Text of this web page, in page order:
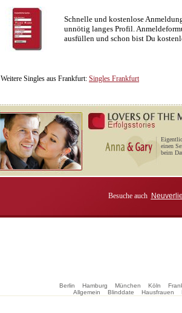
Schnelle und kostenlose
unnötig langes Profil.
ausfüllen und schon bist Du
Weitere Singles aus Frankfurt: Singles Frankfurt
einen
beim
Besuche auch
Berlin Hamburg München Köln
Allgemein
Blinddate Hausfrauen